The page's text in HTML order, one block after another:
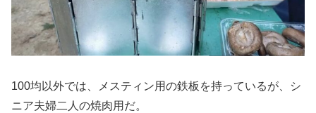
100均以外では、メスティン用の鉄板を持っているが、シ
ニア夫婦二人の焼肉用だ。